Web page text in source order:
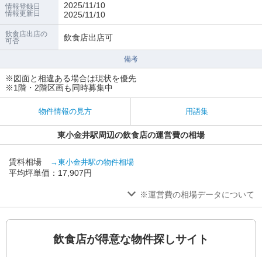
情報登録日
情報更新日
2025/11/10
2025/11/10
飲食店出店の
可否
飲食店出店可
備考
※図面と相違ある場合は現状を優先
※1階・2階区画も同時募集中
物件情報の見方 用語集
東小金井駅周辺の飲食店の運営費の相場
賃料相場 →東小金井駅の物件相場
平均坪単価：17,907円
※運営費の相場データについて
飲食店が得意な物件探しサイト